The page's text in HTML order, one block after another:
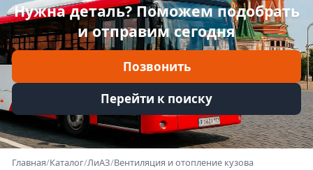
Нужна деталь? Поможем подобрать
и отправим сегодня
Позвонить
Перейти к поиску
Информация
Главная/Каталог/ЛиАЗ/Вентиляция и отопление кузова